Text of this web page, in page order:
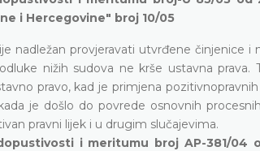
i Hercegovine" broj 10/05
nadležan provjeravati utvrđene činjenice
nižih sudova ne krše ustavna
pravo, kad je primjena
je došlo do povrede osnovnih
pravni lijek i u drugim slučajevima.
i meritumu broj AP-381/04